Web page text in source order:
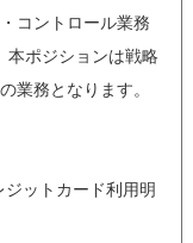
コントロール業務
ポジションは戦略
業務となります。
ジットカード利用明